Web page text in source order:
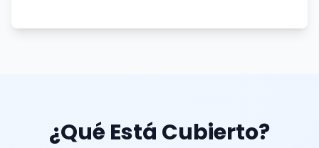
¿Qué Está Cubierto?